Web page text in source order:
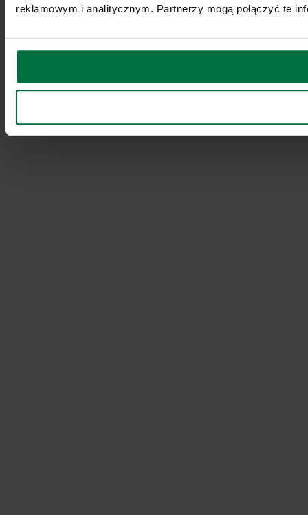
reklamowym i analitycznym. Partnerzy mogą połączyć te